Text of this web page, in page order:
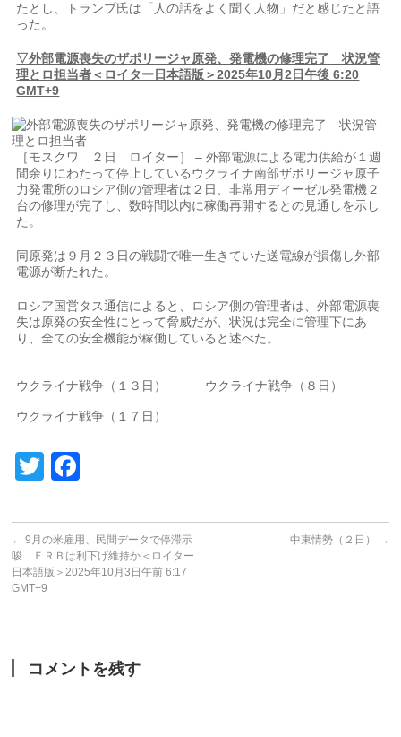
たとし、トランプ氏は「人の話をよく聞く人物」だと感じたと語
った。
▽外部電源喪失のザポリージャ原発、発電機の修理完了 状況管
理とロ担当者＜ロイター日本語版＞2025年10月2日午後 6:20
GMT+9
［モスクワ ２日 ロイター］ – 外部電源による電力供給が１週
間余りにわたって停止しているウクライナ南部ザポリージャ原子
力発電所のロシア側の管理者は２日、非常用ディーゼル発電機２
台の修理が完了し、数時間以内に稼働再開するとの見通しを示し
た。
同原発は９月２３日の戦闘で唯一生きていた送電線が損傷し外部
電源が断たれた。
ロシア国営タス通信によると、ロシア側の管理者は、外部電源喪
失は原発の安全性にとって脅威だが、状況は完全に管理下にあ
り、全ての安全機能が稼働していると述べた。
ウクライナ戦争（１３日） ウクライナ戦争（８日）
ウクライナ戦争（１７日）
Twitter
← 9月の米雇用、民間データで停滞示
唆 ＦＲＢは利下げ維持か＜ロイター
日本語版＞2025年10月3日午前 6:17
GMT+9
中東情勢（２日） →
コメントを残す